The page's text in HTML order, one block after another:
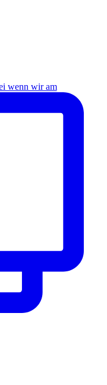
wenn wir am